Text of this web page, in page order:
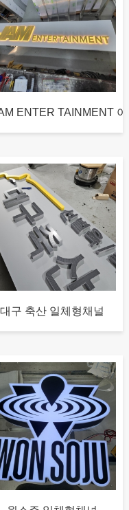
ENTER TAINMENT 아
대구 축산 일체형채널